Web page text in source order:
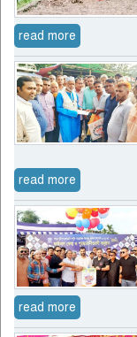
read more
read more
read more